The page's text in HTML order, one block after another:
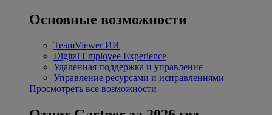
Основные возможности
TeamViewer ИИ
Digital Employee Experience
Удаленная поддержка и управление
Управление ресурсами и исправлениями
Просмотреть все возможности